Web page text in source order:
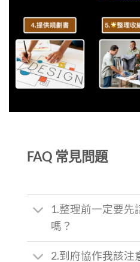
FAQ 常見問題
1.整理前一定要先
嗎？
2.到府協作我該注